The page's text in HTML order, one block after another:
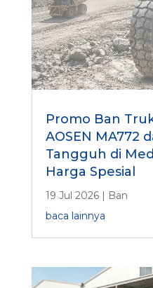
Promo Ban
AOSEN MA772
Tangguh di
Harga Spesial
19 Jul 2026| Ban
baca lainnya